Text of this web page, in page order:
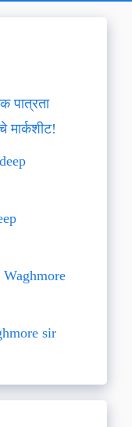
पात्रता
मार्कशीट!
Waghmore
sir